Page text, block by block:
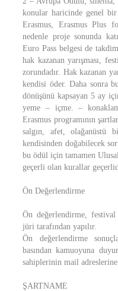
konular haricinde genel
Erasmus, Erasmus Plus
nedenle proje sonunda
Euro Pass belgesi de
hak kazanan yarışması,
zorundadır. Hak kazanan
kendisi öder. Daha sonra
dönüşünü kapsayan 5 ay
yeme – içme. –
Erasmus programının
salgın, afet, olağanüstü
kendisinden doğabilecek
bu ödül için tamamen
geçerli olan kurallar
Ön Değerlendirme
Ön değerlendirme,
jüri tarafından yapılır.
Ön değerlendirme
basından kamuoyuna
sahiplerinin mail
ŞARTNAME